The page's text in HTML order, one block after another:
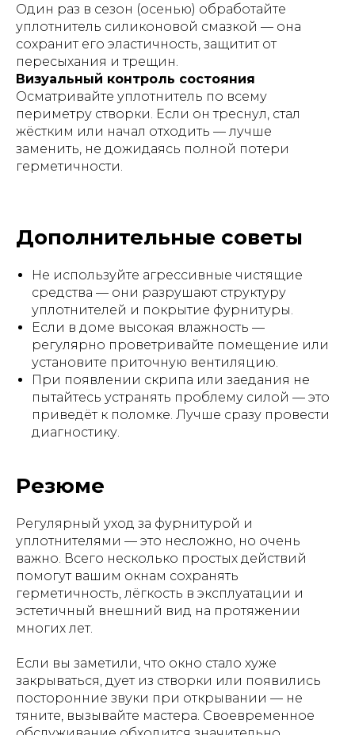
Один раз в сезон (осенью) обработайте
уплотнитель силиконовой смазкой — она
сохранит его эластичность, защитит от
пересыхания и трещин.
Визуальный контроль состояния
Осматривайте уплотнитель по всему
периметру створки. Если он треснул, стал
жёстким или начал отходить — лучше
заменить, не дожидаясь полной потери
герметичности.
Дополнительные советы
Не используйте агрессивные чистящие
средства — они разрушают структуру
уплотнителей и покрытие фурнитуры.
Если в доме высокая влажность —
регулярно проветривайте помещение или
установите приточную вентиляцию.
При появлении скрипа или заедания не
пытайтесь устранять проблему силой — это
приведёт к поломке. Лучше сразу провести
диагностику.
Резюме
Регулярный уход за фурнитурой и
уплотнителями — это несложно, но очень
важно. Всего несколько простых действий
помогут вашим окнам сохранять
герметичность, лёгкость в эксплуатации и
эстетичный внешний вид на протяжении
многих лет.
Если вы заметили, что окно стало хуже
закрываться, дует из створки или появились
посторонние звуки при открывании — не
тяните, вызывайте мастера. Своевременное